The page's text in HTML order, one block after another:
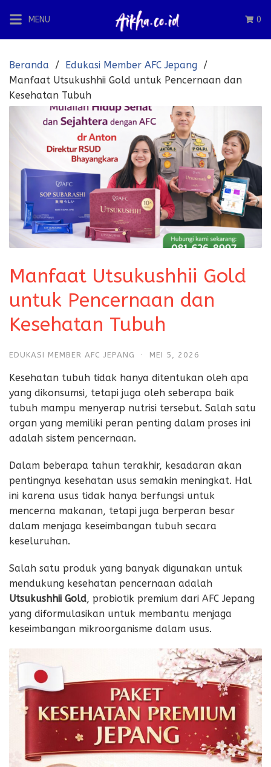
ke
konten
MENU 0
Beranda
Edukasi Member AFC Jepang
Manfaat Utsukushhii Gold untuk Pencernaan dan
Kesehatan Tubuh
Manfaat Utsukushhii Gold
untuk Pencernaan dan
Kesehatan Tubuh
EDUKASI MEMBER AFC JEPANG · MEI 5, 2026
Kesehatan tubuh tidak hanya ditentukan oleh apa
yang dikonsumsi, tetapi juga oleh seberapa baik
tubuh mampu menyerap nutrisi tersebut. Salah satu
organ yang memiliki peran penting dalam proses ini
adalah sistem pencernaan.
Dalam beberapa tahun terakhir, kesadaran akan
pentingnya kesehatan usus semakin meningkat. Hal
ini karena usus tidak hanya berfungsi untuk
mencerna makanan, tetapi juga berperan besar
dalam menjaga keseimbangan tubuh secara
keseluruhan.
Salah satu produk yang banyak digunakan untuk
mendukung kesehatan pencernaan adalah
Utsukushhii Gold, probiotik premium dari AFC Jepang
yang diformulasikan untuk membantu menjaga
keseimbangan mikroorganisme dalam usus.